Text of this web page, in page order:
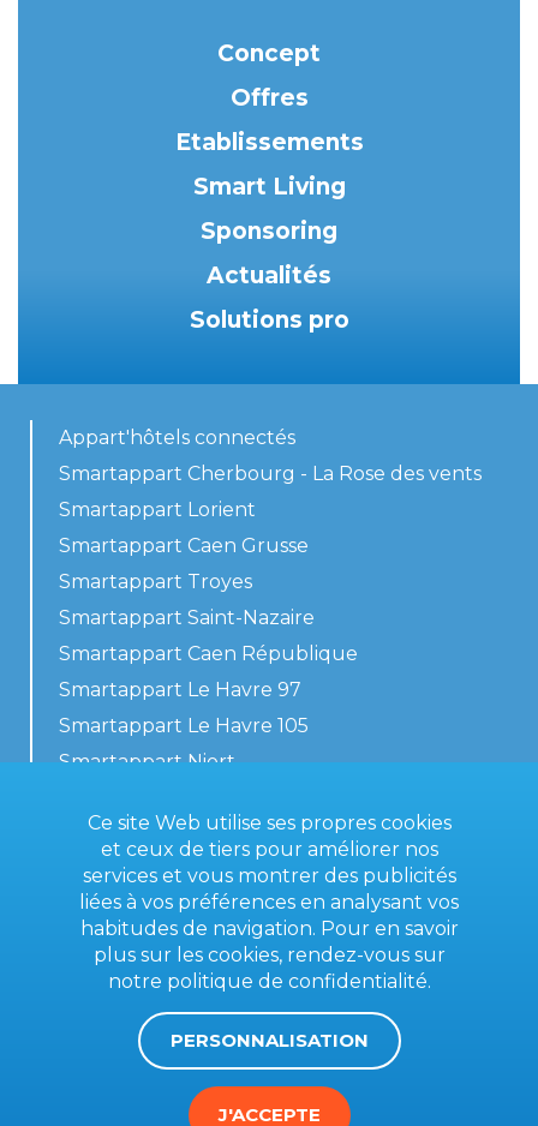
Concept
Offres
Etablissements
Smart Living
Sponsoring
Actualités
Solutions pro
Appart'hôtels connectés
Smartappart Cherbourg - La Rose des vents
Smartappart Lorient
Smartappart Caen Grusse
Smartappart Troyes
Smartappart Saint-Nazaire
Smartappart Caen République
Smartappart Le Havre 97
Smartappart Le Havre 105
Smartappart Niort
Contactez-nous
Conditions générales
Mentions légales
Ce site Web utilise ses propres cookies
et ceux de tiers pour améliorer nos
services et vous montrer des publicités
liées à vos préférences en analysant vos
habitudes de navigation. Pour en savoir
plus sur les cookies, rendez-vous sur
notre politique de confidentialité.
PERSONNALISATION
J'ACCEPTE